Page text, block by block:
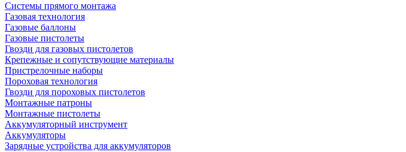
Системы прямого монтажа
Газовая технология
Газовые баллоны
Газовые пистолеты
Гвозди для газовых пистолетов
Крепежные и сопутствующие материалы
Пристрелочные наборы
Пороховая технология
Гвозди для пороховых пистолетов
Монтажные патроны
Монтажные пистолеты
Аккумуляторный инструмент
Аккумуляторы
Зарядные устройства для аккумуляторов